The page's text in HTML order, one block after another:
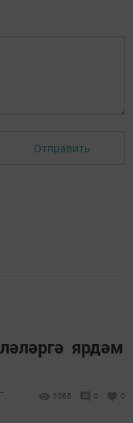
Отправить
ярдәм
1068 0 0